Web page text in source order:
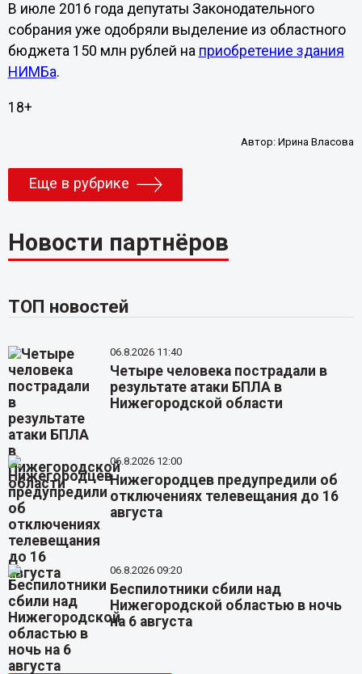
В июле 2016 года депутаты Законодательного
собрания уже одобряли выделение из областного
бюджета 150 млн рублей на приобретение здания
НИМБа.
18+
Автор:Ирина Власова
Еще в рубрике
Новости партнёров
ТОП новостей
06.8.2026 11:40
Четыре человека пострадали в
результате атаки БПЛА в
Нижегородской области
06.8.2026 12:00
Нижегородцев предупредили об
отключениях телевещания до 16
августа
06.8.2026 09:20
Беспилотники сбили над
Нижегородской областью в ночь
на 6 августа